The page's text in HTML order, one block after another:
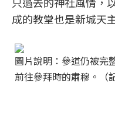
成的教堂也是新城天
圖片說明：參道仍被完
前往參拜時的肅穆。（